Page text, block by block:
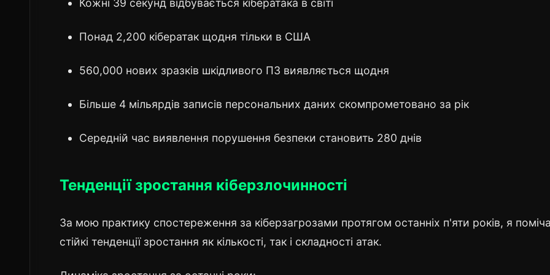
Кожні 39 секунд відбувається кібератака в світі
Понад 2,200 кібератак щодня тільки в США
560,000 нових зразків шкідливого ПЗ виявляється щодня
Більше 4 мільярдів записів персональних даних скомпрометовано за рік
Середній час виявлення порушення безпеки становить 280 днів
Тенденції зростання кіберзлочинності
За мою практику спостереження за кіберзагрозами протягом останніх п'яти років, я
стійкі тенденції зростання як кількості, так і складності атак.